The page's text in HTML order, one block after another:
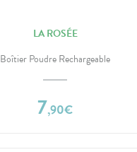
LA ROSÉE
Boîtier Poudre Rechargeable
7,90€